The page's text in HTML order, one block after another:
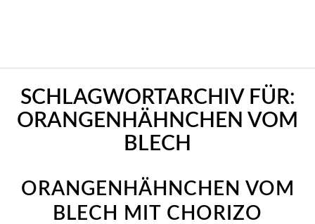
SCHLAGWORTARCHIV FÜR:
ORANGENHÄHNCHEN VOM
BLECH
ORANGENHÄHNCHEN VOM
BLECH MIT CHORIZO